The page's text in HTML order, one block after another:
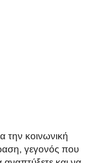
την κοινωνική
γεγονός που